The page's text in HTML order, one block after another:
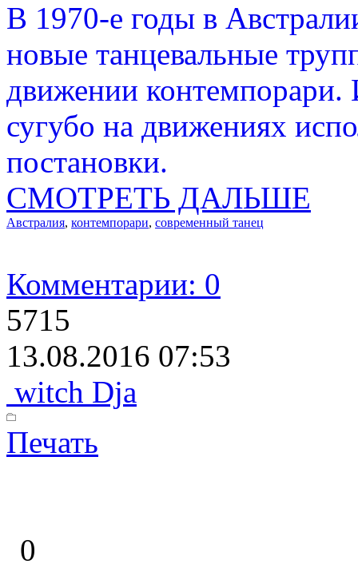
В 1970-е годы в
новые танцевальные
движении
сугубо на движениях
постановки.
СМОТРЕТЬ ДАЛЬШЕ
Австралия, контемпорари, современный танец
Комментарии: 0
5715
13.08.2016 07:53
witch Dja
Печать
0